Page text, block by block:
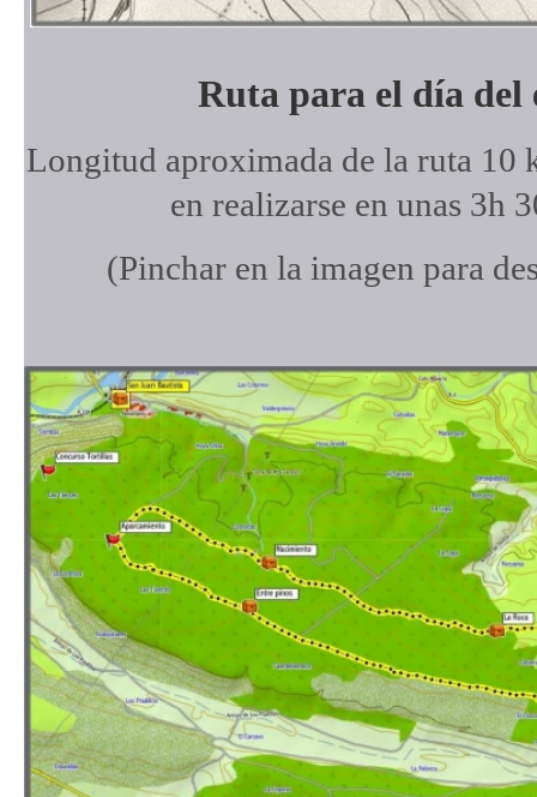
Ruta para el día del
Longitud aproximada de la ruta 10
en realizarse en unas 3h
(Pinchar en la imagen para